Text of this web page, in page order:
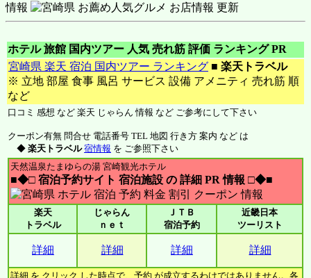
情報
ホテル 旅館 国内ツアー 人気 売れ筋 評価 ランキング PR
宮崎県 楽天 宿泊 国内ツアー ランキング ■ 楽天トラベル
※ 立地 部屋 食事 風呂 サービス 設備 アメニティ 売れ筋 順
など
口コミ 感想 など 楽天 じゃらん 情報 など ご参考にして下さい
クーポン有無 問合せ 電話番号 TEL 地図 行き方 案内 など は
◆ 楽天トラベル 宿情報 を ご参照下さい
天然温泉たまゆらの湯 宮崎観光ホテル
■◆□ 宿泊予約サイト 宿泊施設 の 詳細 PR 情報 □◆■
楽天
トラベル
じゃらん
ｎｅｔ
ＪＴＢ
宿泊予約
近畿日本
ツーリスト
詳細 詳細 詳細 詳細
詳細 を クリック した時点で、予約 が成立するわけではありません。各